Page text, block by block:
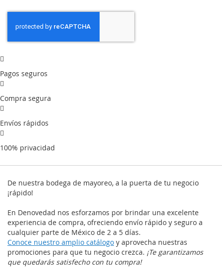
Pagos seguros
Compra segura
Envíos rápidos
100% privacidad
De nuestra bodega de mayoreo, a la puerta de tu negocio
¡rápido!
En Denovedad nos esforzamos por brindar una excelente
experiencia de compra, ofreciendo envío rápido y seguro a
cualquier parte de México de 2 a 5 días.
Conoce nuestro amplio catálogo y aprovecha nuestras
promociones para que tu negocio crezca. ¡Te garantizamos
que quedarás satisfecho con tu compra!